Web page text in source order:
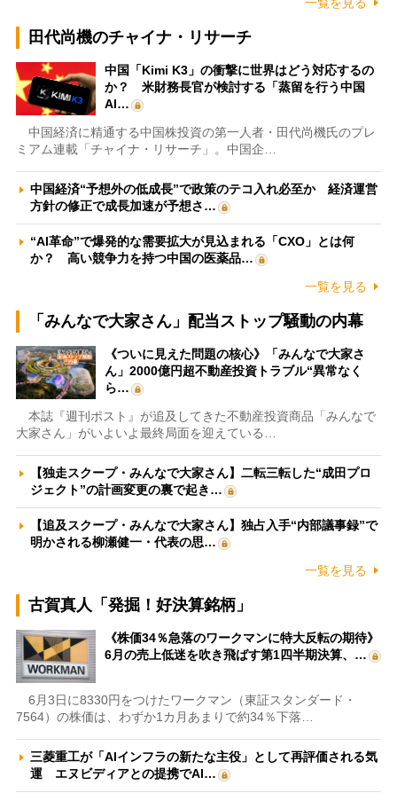
一覧を見る
田代尚機のチャイナ・リサーチ
中国「Kimi K3」の衝撃に世界はどう対応するの
か？ 米財務長官が検討する「蒸留を行う中国
AI…
中国経済に精通する中国株投資の第一人者・田代尚機氏のプレ
ミアム連載「チャイナ・リサーチ」。中国企…
中国経済“予想外の低成長”で政策のテコ入れ必至か 経済運営
方針の修正で成長加速が予想さ…
“AI革命”で爆発的な需要拡大が見込まれる「CXO」とは何
か？ 高い競争力を持つ中国の医薬品…
一覧を見る
「みんなで大家さん」配当ストップ騒動の内幕
《ついに見えた問題の核心》「みんなで大家さ
ん」2000億円超不動産投資トラブル“異常なく
ら…
本誌『週刊ポスト』が追及してきた不動産投資商品「みんなで
大家さん」がいよいよ最終局面を迎えている…
【独走スクープ・みんなで大家さん】二転三転した“成田プロ
ジェクト”の計画変更の裏で起き…
【追及スクープ・みんなで大家さん】独占入手“内部議事録”で
明かされる柳瀬健一・代表の思…
一覧を見る
古賀真人「発掘！好決算銘柄」
《株価34％急落のワークマンに特大反転の期待》
6月の売上低迷を吹き飛ばす第1四半期決算、…
6月3日に8330円をつけたワークマン（東証スタンダード・
7564）の株価は、わずか1カ月あまりで約34％下落…
三菱重工が「AIインフラの新たな主役」として再評価される気
運 エヌビディアとの提携でAI…